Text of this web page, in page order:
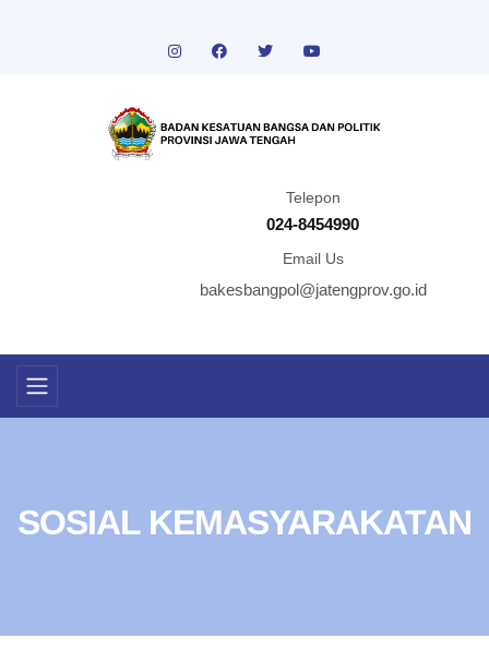
Telepon
024-8454990
Email Us
bakesbangpol@jatengprov.go.id
SOSIAL KEMASYARAKATAN